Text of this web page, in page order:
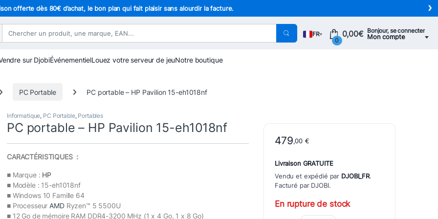
offerte dès 80€ d’achat, le bon plan qui fait plaisir sans alourdir la facture. ›
FR▾ Bonjour, se connecter
Mon compte
0
0,00€
sur DjobiÉvénementielLouez votre serveur de jeuNotre boutique
PC Portable PC portable – HP Pavilion 15-eh1018nf
Informatique, PC Portable, Portables
PC portable – HP Pavilion 15-eh1018nf
CARACTÉRISTIQUES :
■ Marque : HP
■ Modèle : 15-eh1018nf
■ Windows 10 Famille 64
■ Processeur AMDRyzen™ 5 5500U
■ 12 Go de mémoire RAM DDR4-3200 MHz (1 x 4 Go, 1 x 8 Go)
479,00 €
Livraison GRATUITE
Vendu et expédié par DJOBI_FR.
Facturé par DJOBI.
En rupture de stock